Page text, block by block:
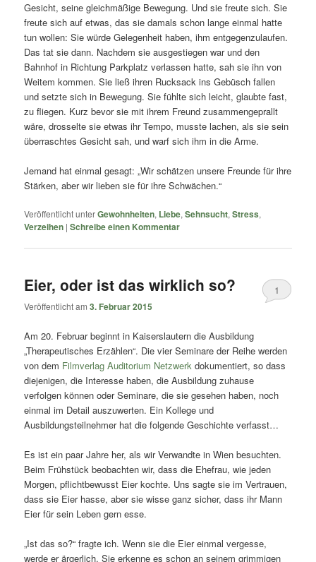
Gesicht, seine gleichmäßige Bewegung. Und sie freute sich. Sie
freute sich auf etwas, das sie damals schon lange einmal hatte
tun wollen: Sie würde Gelegenheit haben, ihm entgegenzulaufen.
Das tat sie dann. Nachdem sie ausgestiegen war und den
Bahnhof in Richtung Parkplatz verlassen hatte, sah sie ihn von
Weitem kommen. Sie ließ ihren Rucksack ins Gebüsch fallen
und setzte sich in Bewegung. Sie fühlte sich leicht, glaubte fast,
zu fliegen. Kurz bevor sie mit ihrem Freund zusammengeprallt
wäre, drosselte sie etwas ihr Tempo, musste lachen, als sie sein
überraschtes Gesicht sah, und warf sich ihm in die Arme.
Jemand hat einmal gesagt: „Wir schätzen unsere Freunde für ihre
Stärken, aber wir lieben sie für ihre Schwächen.“
Veröffentlicht unterGewohnheiten, Liebe,Sehnsucht,Stress,
Verzeihen |Schreibe einen Kommentar
Eier, oder ist das wirklich so?
Veröffentlicht am3. Februar 2015
1
Am 20. Februar beginnt in Kaiserslautern die Ausbildung
„Therapeutisches Erzählen“. Die vier Seminare der Reihe werden
von dem Filmverlag Auditorium Netzwerk dokumentiert, so dass
diejenigen, die Interesse haben, die Ausbildung zuhause
verfolgen können oder Seminare, die sie gesehen haben, noch
einmal im Detail auszuwerten. Ein Kollege und
Ausbildungsteilnehmer hat die folgende Geschichte verfasst…
Es ist ein paar Jahre her, als wir Verwandte in Wien besuchten.
Beim Frühstück beobachten wir, dass die Ehefrau, wie jeden
Morgen, pflichtbewusst Eier kochte. Uns sagte sie im Vertrauen,
dass sie Eier hasse, aber sie wisse ganz sicher, dass ihr Mann
Eier für sein Leben gern esse.
„Ist das so?“ fragte ich. Wenn sie die Eier einmal vergesse,
werde er ärgerlich. Sie erkenne es schon an seinem grimmigen